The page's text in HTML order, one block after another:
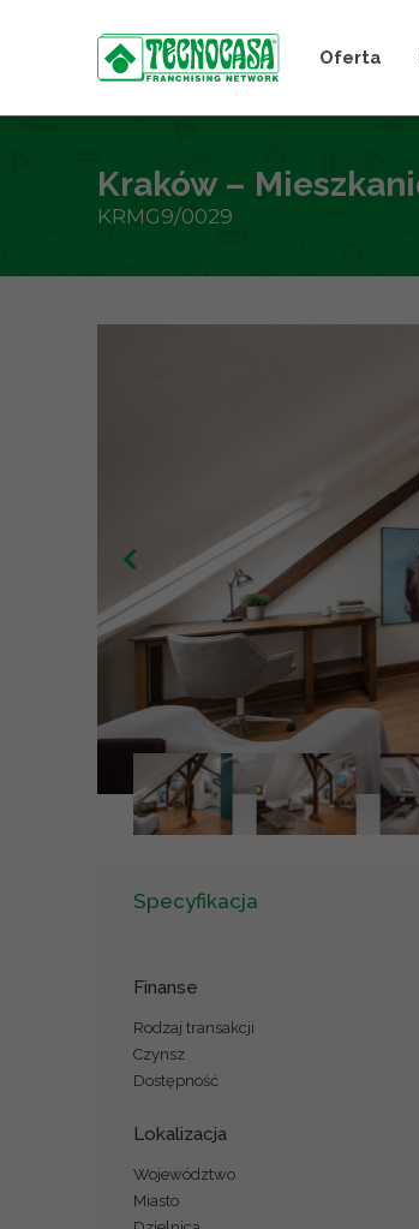
Oferta
Kraków –
KRMG9/0029
Specyfikacja
Finanse
Rodzaj transakcji
Czynsz
Dostępność
Lokalizacja
Województwo
Miasto